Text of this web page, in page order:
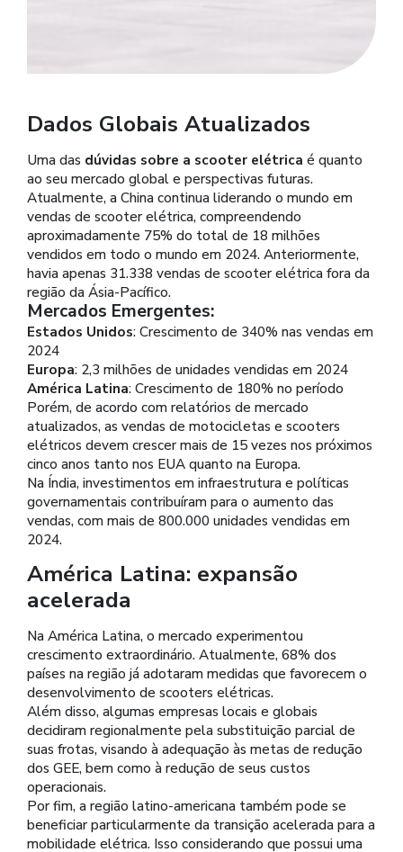
Dados Globais Atualizados
Uma das dúvidas sobre a scooter elétrica é quanto
ao seu mercado global e perspectivas futuras.
Atualmente, a China continua liderando o mundo em
vendas de scooter elétrica, compreendendo
aproximadamente 75% do total de 18 milhões
vendidos em todo o mundo em 2024. Anteriormente,
havia apenas 31.338 vendas de scooter elétrica fora da
região da Ásia-Pacífico.
Mercados Emergentes:
Estados Unidos: Crescimento de 340% nas vendas em
2024
Europa: 2,3 milhões de unidades vendidas em 2024
América Latina: Crescimento de 180% no período
Porém, de acordo com relatórios de mercado
atualizados, as vendas de motocicletas e scooters
elétricos devem crescer mais de 15 vezes nos próximos
cinco anos tanto nos EUA quanto na Europa.
Na Índia, investimentos em infraestrutura e políticas
governamentais contribuíram para o aumento das
vendas, com mais de 800.000 unidades vendidas em
2024.
América Latina: expansão
acelerada
Na América Latina, o mercado experimentou
crescimento extraordinário. Atualmente, 68% dos
países na região já adotaram medidas que favorecem o
desenvolvimento de scooters elétricas.
Além disso, algumas empresas locais e globais
decidiram regionalmente pela substituição parcial de
suas frotas, visando à adequação às metas de redução
dos GEE, bem como à redução de seus custos
operacionais.
Por fim, a região latino-americana também pode se
beneficiar particularmente da transição acelerada para a
mobilidade elétrica. Isso considerando que possui uma